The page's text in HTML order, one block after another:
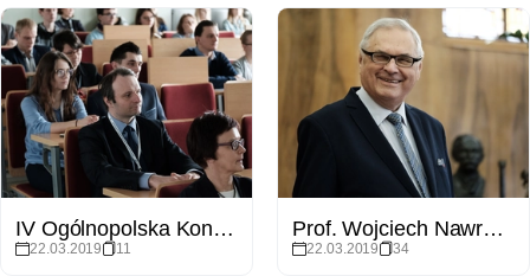
IV Ogólnopolska Konferencja Klimatologiczna
22.03.2019 11
Prof. Wojciech Nawrocik uhonorowany medalem Homini Vere Academico
22.03.2019 34